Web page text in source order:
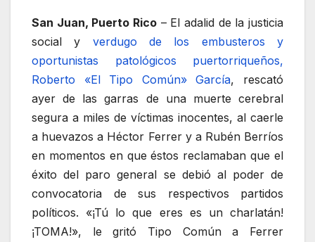
San Juan, Puerto Rico – El adalid de la justicia
social y verdugo de los embusteros y
oportunistas patológicos puertorriqueños,
Roberto «El Tipo Común» García, rescató
ayer de las garras de una muerte cerebral
segura a miles de víctimas inocentes, al caerle
a huevazos a Héctor Ferrer y a Rubén Berríos
en momentos en que éstos reclamaban que el
éxito del paro general se debió al poder de
convocatoria de sus respectivos partidos
políticos. «¡Tú lo que eres es un charlatán!
¡TOMA!», le gritó Tipo Común a Ferrer